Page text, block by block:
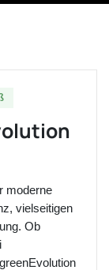
moderne
vielseitigen
Ob